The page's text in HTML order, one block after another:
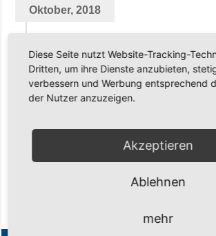
Oktober, 2018
H5 – BG Hagen 7 72:43
Diese Seite nutzt Website-Tracking-
Dritten, um ihre Dienste anzubieten,
verbessern und Werbung entsprechend
der Nutzer anzuzeigen.
Akzeptieren
Ablehnen
mehr